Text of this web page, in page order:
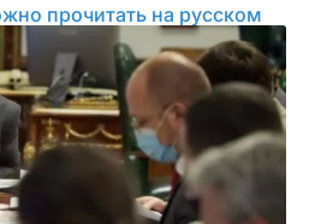
прочитать на русском